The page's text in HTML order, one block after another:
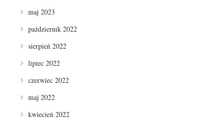
maj 2023
październik 2022
sierpień 2022
lipiec 2022
czerwiec 2022
maj 2022
kwiecień 2022